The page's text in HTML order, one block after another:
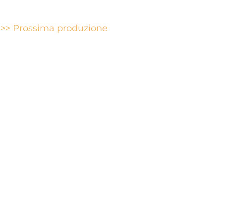
>> Prossima produzione